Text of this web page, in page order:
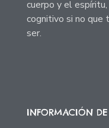
cuerpo y el
cognitivo si no que
ser.
INFORMACIÓN